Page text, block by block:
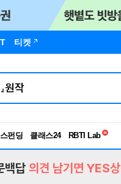
티켓
펀딩 클래스24
독서유형검사
백답 의견 남기면 YES